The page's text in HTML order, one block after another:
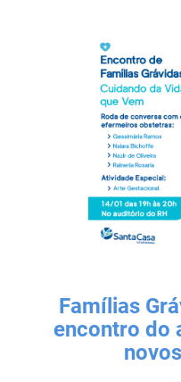
TODOS OS
Famílias
encontro do